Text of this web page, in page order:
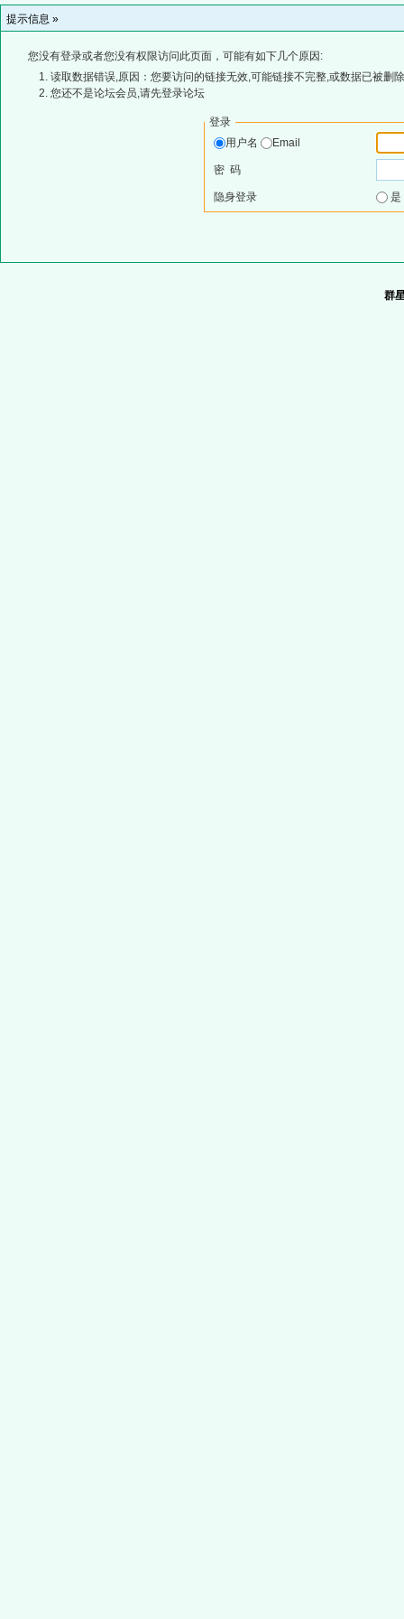
提示信息 »
您没有登录或者您没有权限访问此页面，可能有如下几个原因:
读取数据错误,原因：您要访问的链接无效,可能链接不完整,或数据已被删
您还不是论坛会员,请先登录论坛
登录
用户名
Email
密 码
隐身登录
群